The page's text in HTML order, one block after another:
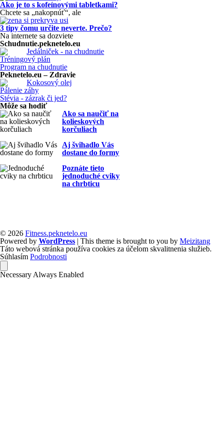
Ako je to s kofeínovými tabletkami?
Chcete sa „nakopnúť“, ale
3 tipy čomu určite neverte. Prečo?
Na internete sa dozviete
Schudnutie.peknetelo.eu
Jedálniček - na chudnutie
Tréningový plán
Program na chudnutie
Peknetelo.eu – Zdravie
Kokosový olej
Pálenie záhy
Stévia - zázrak či jed?
Môže sa hodiť
Ako sa naučiť na
kolieskových
korčuliach
Aj švihadlo Vás
dostane do formy
Poznáte tieto
jednoduché cviky
na chrbticu
© 2026 Fitness.peknetelo.eu
Powered by WordPress | This theme is brought to you by Meizitang
Táto webová stránka používa cookies za účelom skvalitnenia služieb.
Súhlasím Podrobnosti
Necessary Always Enabled